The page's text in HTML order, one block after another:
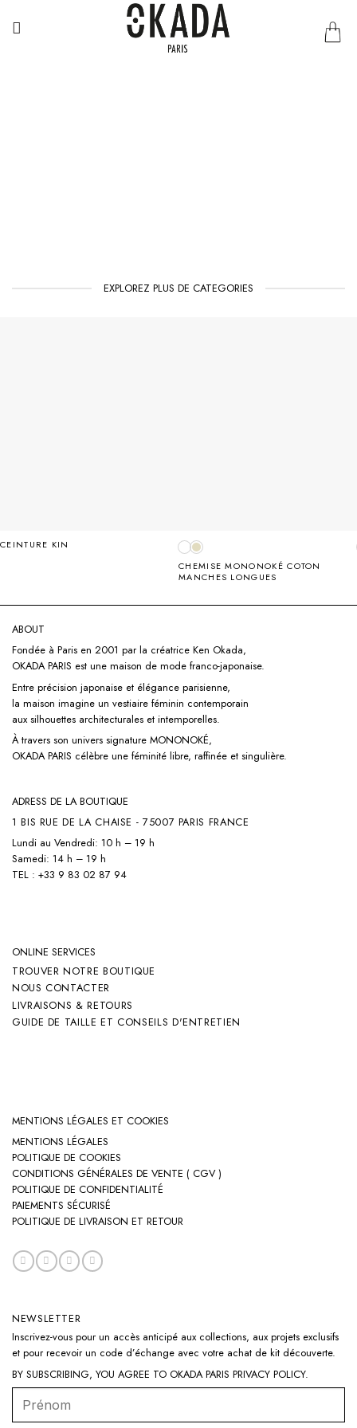
EXPLOREZ PLUS DE CATEGORIES
CEINTURE KIN
CHEMISE MONONOKÉ COTON
MANCHES LONGUES
ABOUT
Fondée à Paris en 2001 par la créatrice Ken Okada,
OKADA PARIS est une maison de mode franco-japonaise.
Entre précision japonaise et élégance parisienne,
la maison imagine un vestiaire féminin contemporain
aux silhouettes architecturales et intemporelles.
À travers son univers signature MONONOKÉ,
OKADA PARIS célèbre une féminité libre, raffinée et singulière.
ADRESS DE LA BOUTIQUE
1 BIS RUE DE LA CHAISE - 75007 PARIS FRANCE
Lundi au Vendredi: 10 h – 19 h
Samedi: 14 h – 19 h
TEL : +33 9 83 02 87 94
ONLINE SERVICES
TROUVER NOTRE BOUTIQUE
NOUS CONTACTER
LIVRAISONS & RETOURS
GUIDE DE TAILLE ET CONSEILS D'ENTRETIEN
MENTIONS LÉGALES ET COOKIES
MENTIONS LÉGALES
POLITIQUE DE COOKIES
CONDITIONS GÉNÉRALES DE VENTE ( CGV )
POLITIQUE DE CONFIDENTIALITÉ
PAIEMENTS SÉCURISÉ
POLITIQUE DE LIVRAISON ET RETOUR
NEWSLETTER
Inscrivez-vous pour un accès anticipé aux collections, aux projets exclusifs
et pour recevoir un code d’échange avec votre achat de kit découverte.
BY SUBSCRIBING, YOU AGREE TO OKADA PARIS PRIVACY POLICY.